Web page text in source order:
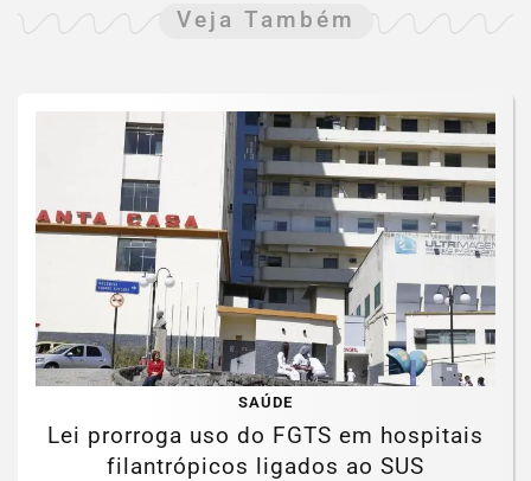
Veja Também
SAÚDE
Lei prorroga uso do FGTS em hospitais
filantrópicos ligados ao SUS